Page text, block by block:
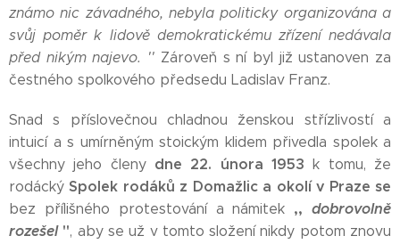
známo nic závadného, nebyla politicky organizována a
svůj poměr k lidově demokratickému zřízení nedávala
před nikým najevo. '' Zároveň s ní byl již ustanoven za
čestného spolkového předsedu Ladislav Franz.
Snad s příslovečnou chladnou ženskou střízlivostí a
intuicí a s umírněným stoickým klidem přivedla spolek a
všechny jeho členy dne 22. února 1953k tomu, že
rodácký Spolek rodáků z Domažlic a okolí v Praze se
bez přílišného protestování a námitek ,,dobrovolně
rozešel '', aby se už v tomto složení nikdy potom znovu